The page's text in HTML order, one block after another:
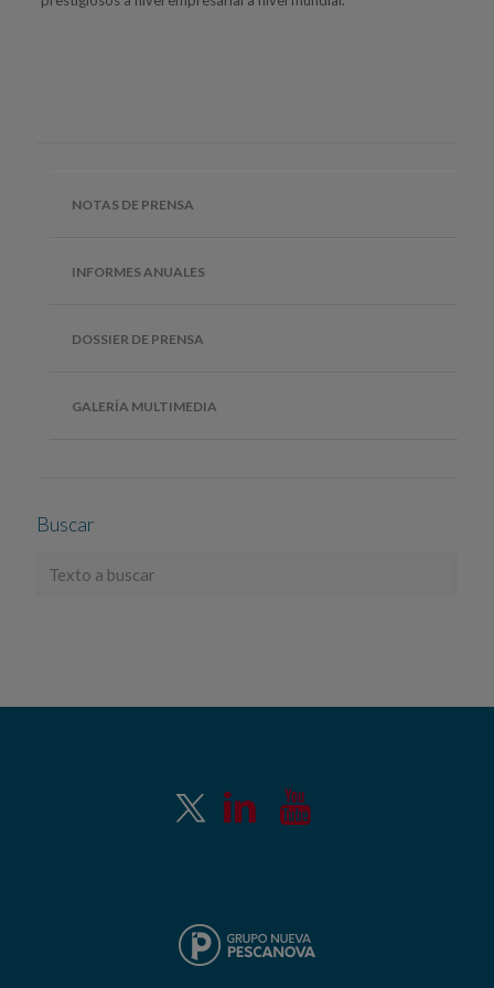
NOTAS DE PRENSA
INFORMES ANUALES
DOSSIER DE PRENSA
GALERÍA MULTIMEDIA
Buscar